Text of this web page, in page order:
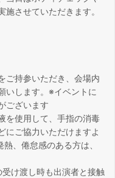
させていただきます。
ご持参いただき、会場内
いします。※イベントに
ございます
を使用して、手指の消毒
にご協力いただけますよ
、倦怠感のある方は、
受け渡し時も出演者と接触